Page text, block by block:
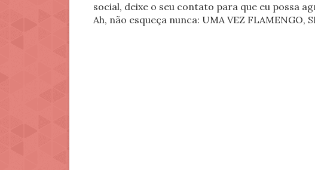
social, deixe o seu contato para que eu possa
Ah, não esqueça nunca: UMA VEZ FLAMENGO,